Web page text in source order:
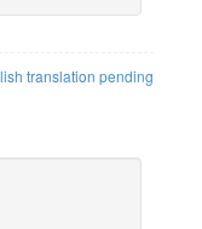
translation pending